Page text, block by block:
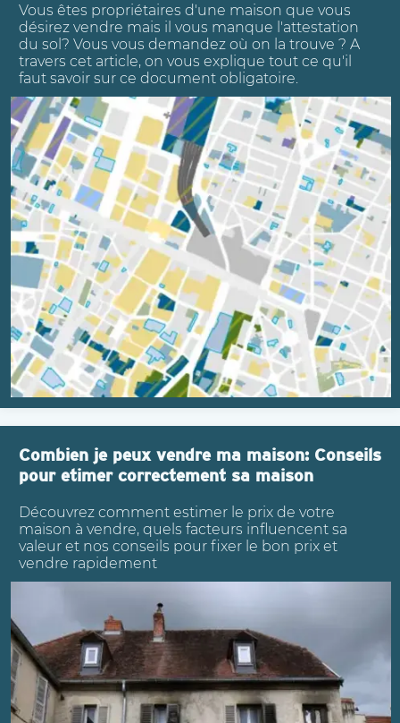
Vous êtes propriétaires d'une maison que vous
désirez vendre mais il vous manque l'attestation
du sol? Vous vous demandez où on la trouve ? A
travers cet article, on vous explique tout ce qu'il
faut savoir sur ce document obligatoire.
Combien je peux vendre ma maison: Conseils
pour etimer correctement sa maison
Découvrez comment estimer le prix de votre
maison à vendre, quels facteurs influencent sa
valeur et nos conseils pour fixer le bon prix et
vendre rapidement